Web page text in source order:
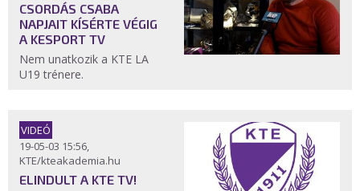
CSORDÁS CSABA
NAPJAIT KÍSÉRTE VÉGIG
A KESPORT TV
Nem unatkozik a KTE LA
U19 trénere.
VIDEÓ
19-05-03 15:56,
KTE/kteakademia.hu
ELINDULT A KTE TV!